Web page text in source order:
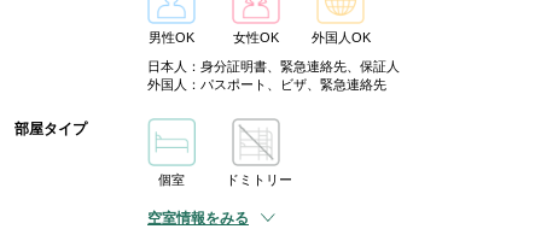
男性OK 女性OK
外国人OK
日本人：身分証明書、緊急連絡先、保証人
外国人：パスポート、ビザ、緊急連絡先
部屋タイプ
個室 ドミトリー
空室情報をみる